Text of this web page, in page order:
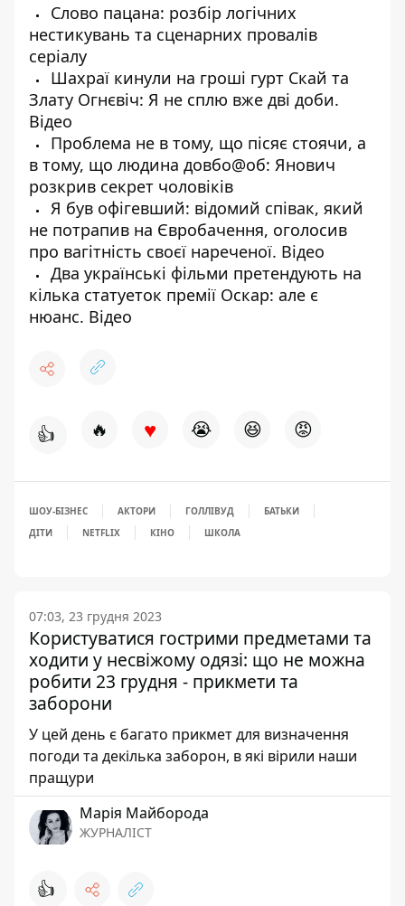
Слово пацана: розбір логічних
нестикувань та сценарних провалів
серіалу
Шахраї кинули на гроші гурт Скай та
Злату Огнєвіч: Я не сплю вже дві доби.
Відео
Проблема не в тому, що пісяє стоячи, а
в тому, що людина довбо@об: Янович
розкрив секрет чоловіків
Я був офігевший: відомий співак, який
не потрапив на Євробачення, оголосив
про вагітність своєї нареченої. Відео
Два українські фільми претендують на
кілька статуеток премії Оскар: але є
нюанс. Відео
👍 🔥 ♥ 😭 😆 😡
ШОУ-БІЗНЕС АКТОРИ ГОЛЛІВУД
БАТЬКИ
ДІТИ
NETFLIX КІНО ШКОЛА
07:03, 23 грудня 2023
Користуватися гострими предметами та
ходити у несвіжому одязі: що не можна
робити 23 грудня - прикмети та
заборони
У цей день є багато прикмет для визначення
погоди та декілька заборон, в які вірили наши
пращури
Марія Майборода
ЖУРНАЛІСТ
👍